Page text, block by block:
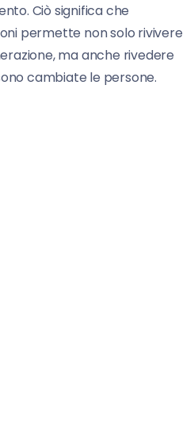
Ciò significa che
permette non solo rivivere
ma anche rivedere
cambiate le persone.